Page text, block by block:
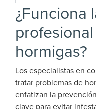
¿Funciona
hormigas?
Los especialistas en
tratar problemas de
enfatizan la
clave para evitar